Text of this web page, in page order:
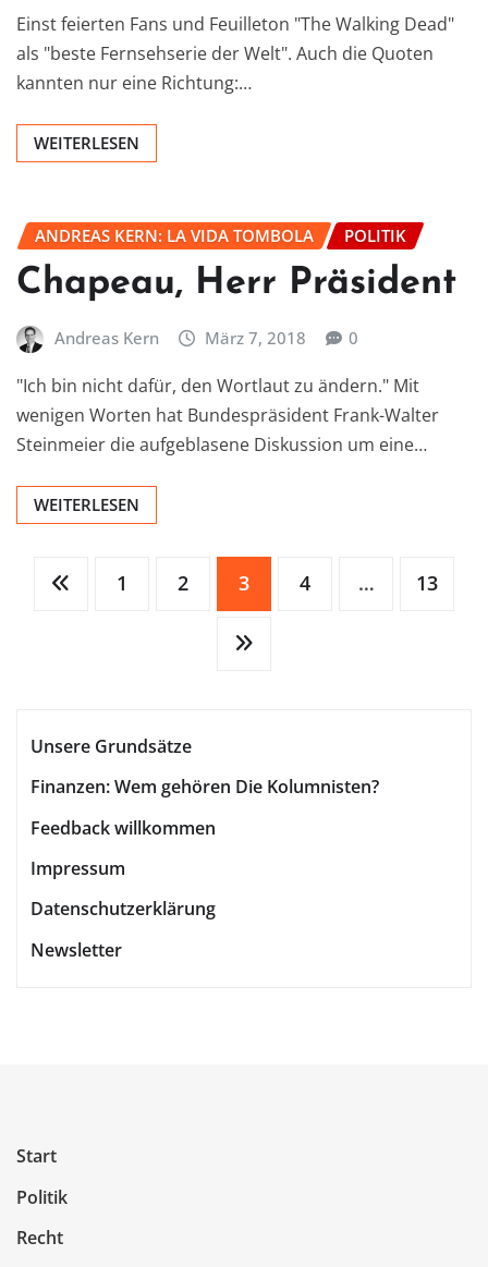
Einst feierten Fans und Feuilleton "The Walking Dead"
als "beste Fernsehserie der Welt". Auch die Quoten
kannten nur eine Richtung:…
WEITERLESEN
ANDREAS KERN: LA VIDA TOMBOLA POLITIK
Chapeau, Herr Präsident
Andreas Kern März 7, 2018 0
"Ich bin nicht dafür, den Wortlaut zu ändern." Mit
wenigen Worten hat Bundespräsident Frank-Walter
Steinmeier die aufgeblasene Diskussion um eine…
WEITERLESEN
Seitennummerierung
1 2 3 4 … 13
Unsere Grundsätze
Finanzen: Wem gehören Die Kolumnisten?
Feedback willkommen
Impressum
Datenschutzerklärung
Newsletter
Start
Politik
Recht